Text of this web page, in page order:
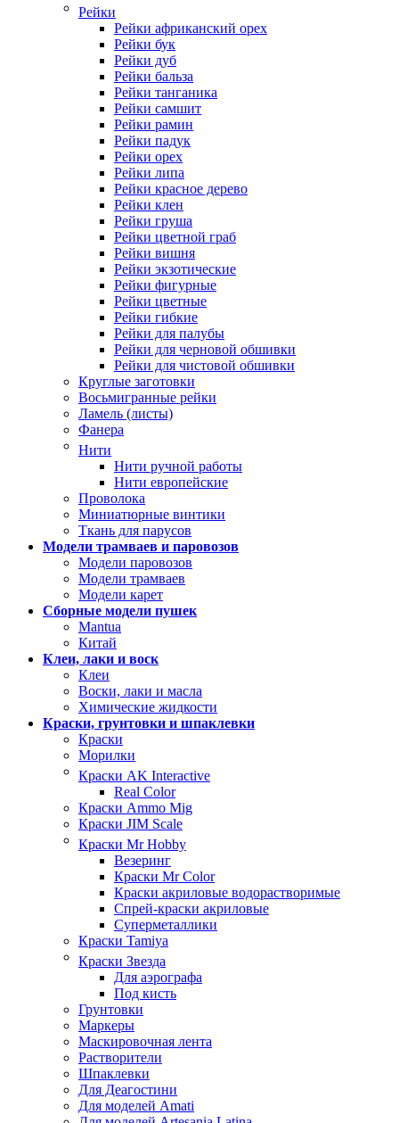
Рейки
Рейки африканский орех
Рейки бук
Рейки дуб
Рейки бальза
Рейки танганика
Рейки самшит
Рейки рамин
Рейки падук
Рейки орех
Рейки липа
Рейки красное дерево
Рейки клен
Рейки груша
Рейки цветной граб
Рейки вишня
Рейки экзотические
Рейки фигурные
Рейки цветные
Рейки гибкие
Рейки для палубы
Рейки для черновой обшивки
Рейки для чистовой обшивки
Круглые заготовки
Восьмигранные рейки
Ламель (листы)
Фанера
Нити
Нити ручной работы
Нити европейские
Проволока
Миниатюрные винтики
Ткань для парусов
Модели трамваев и паровозов
Модели паровозов
Модели трамваев
Модели карет
Сборные модели пушек
Mantua
Китай
Клеи, лаки и воск
Клеи
Воски, лаки и масла
Химические жидкости
Краски, грунтовки и шпаклевки
Краски
Морилки
Краски AK Interactive
Real Color
Краски Ammo Mig
Краски JIM Scale
Краски Mr Hobby
Везеринг
Краски Mr Color
Краски акриловые водорастворимые
Спрей-краски акриловые
Суперметаллики
Краски Tamiya
Краски Звезда
Для аэрографа
Под кисть
Грунтовки
Маркеры
Маскировочная лента
Растворители
Шпаклевки
Для Деагостини
Для моделей Amati